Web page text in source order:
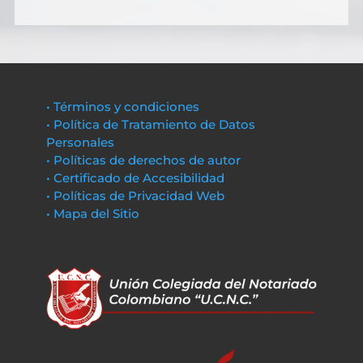
• Términos y condiciones
• Política de Tratamiento de Datos
Personales
• Políticas de derechos de autor
• Certificado de Accesibilidad
• Políticas de Privacidad Web
• Mapa del Sitio